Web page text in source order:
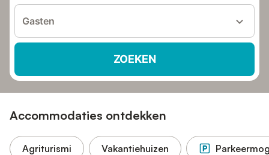
Gasten
ZOEKEN
Accommodaties ontdekken
Agriturismi Vakantiehuizen